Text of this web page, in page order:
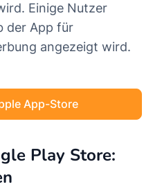
Einige Nutzer
der App für
angezeigt wird.
App-Store
Play Store: